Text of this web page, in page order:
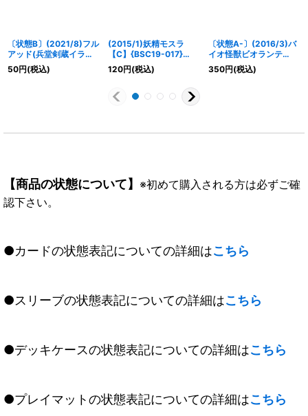
〔状態B〕(2021/8)フル
アッド(兵堂剣蔵イラス
ト)【C】{BS04-098}
《緑》
50円(税込)
(2015/1)妖精モスラ
【C】{BSC19-017}
《緑》
120円(税込)
〔状態A-〕(2016/3)バ
イオ怪獣ビオランテ
【X】{BSC26-X03}
《緑》
350円(税込)
【商品の状態について】 ※初めて購入される方は必ずご確
認下さい。
●カードの状態表記についての詳細はこちら
●スリーブの状態表記についての詳細はこちら
●デッキケースの状態表記についての詳細はこちら
●プレイマットの状態表記についての詳細はこちら